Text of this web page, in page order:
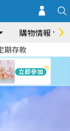
購物情報
期存款